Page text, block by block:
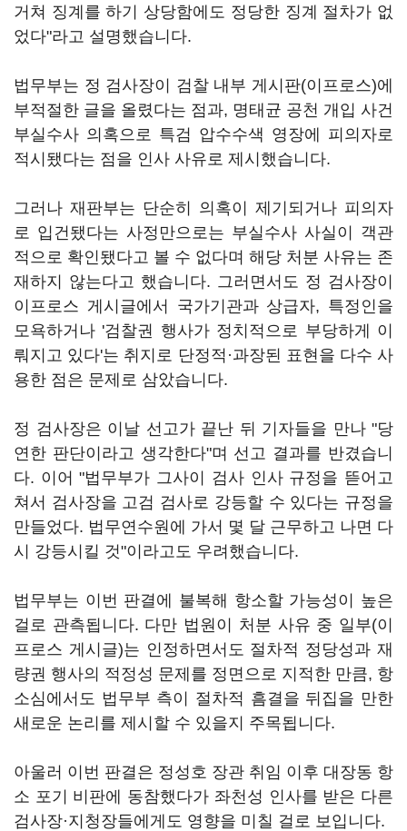
거쳐 징계를 하기 상당함에도 정당한 징계 절차가 없
었다"라고 설명했습니다.
법무부는 정 검사장이 검찰 내부 게시판(이프로스)에
부적절한 글을 올렸다는 점과, 명태균 공천 개입 사건
부실수사 의혹으로 특검 압수수색 영장에 피의자로
적시됐다는 점을 인사 사유로 제시했습니다.
그러나 재판부는 단순히 의혹이 제기되거나 피의자
로 입건됐다는 사정만으로는 부실수사 사실이 객관
적으로 확인됐다고 볼 수 없다며 해당 처분 사유는 존
재하지 않는다고 했습니다. 그러면서도 정 검사장이
이프로스 게시글에서 국가기관과 상급자, 특정인을
모욕하거나 '검찰권 행사가 정치적으로 부당하게 이
뤄지고 있다'는 취지로 단정적·과장된 표현을 다수 사
용한 점은 문제로 삼았습니다.
정 검사장은 이날 선고가 끝난 뒤 기자들을 만나 "당
연한 판단이라고 생각한다"며 선고 결과를 반겼습니
다. 이어 "법무부가 그사이 검사 인사 규정을 뜯어고
쳐서 검사장을 고검 검사로 강등할 수 있다는 규정을
만들었다. 법무연수원에 가서 몇 달 근무하고 나면 다
시 강등시킬 것"이라고도 우려했습니다.
법무부는 이번 판결에 불복해 항소할 가능성이 높은
걸로 관측됩니다. 다만 법원이 처분 사유 중 일부(이
프로스 게시글)는 인정하면서도 절차적 정당성과 재
량권 행사의 적정성 문제를 정면으로 지적한 만큼, 항
소심에서도 법무부 측이 절차적 흠결을 뒤집을 만한
새로운 논리를 제시할 수 있을지 주목됩니다.
아울러 이번 판결은 정성호 장관 취임 이후 대장동 항
소 포기 비판에 동참했다가 좌천성 인사를 받은 다른
검사장·지청장들에게도 영향을 미칠 걸로 보입니다.